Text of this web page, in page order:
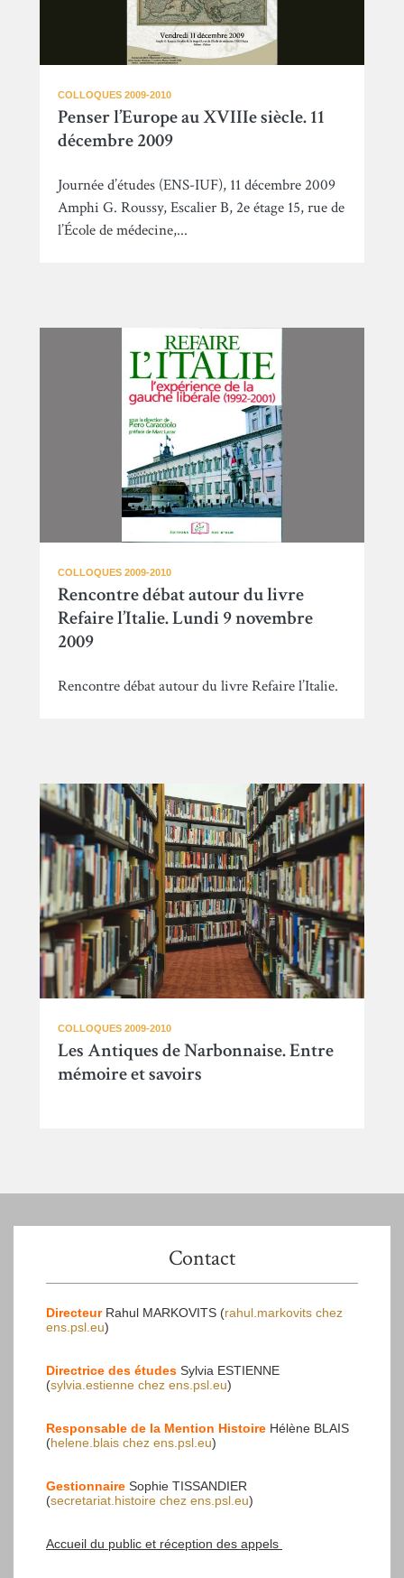
COLLOQUES 2009-2010
Penser l’Europe au XVIIIe siècle. 11
décembre 2009
Journée d’études (ENS-IUF), 11 décembre 2009
Amphi G. Roussy, Escalier B, 2e étage 15, rue de
l’École de médecine,...
COLLOQUES 2009-2010
Rencontre débat autour du livre
Refaire l’Italie. Lundi 9 novembre
2009
Rencontre débat autour du livre Refaire l’Italie.
COLLOQUES 2009-2010
Les Antiques de Narbonnaise. Entre
mémoire et savoirs
Contact
Directeur Rahul MARKOVITS (rahul.markovits chez
ens.psl.eu)
Directrice des études Sylvia ESTIENNE
(sylvia.estienne chez ens.psl.eu)
Responsable de la Mention Histoire Hélène BLAIS
(helene.blais chez ens.psl.eu)
Gestionnaire Sophie TISSANDIER
(secretariat.histoire chez ens.psl.eu)
Accueil du public et réception des appels